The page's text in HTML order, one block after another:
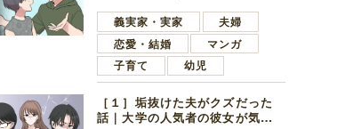
言ってきた
義実家・実家
夫婦
恋愛・結婚
マンガ
子育て
幼児
［１］垢抜けた夫がクズだった
話｜大学の人気者の彼女が気に